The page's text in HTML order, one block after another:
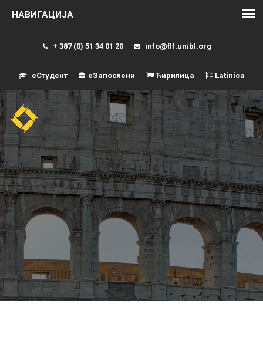
+ 387 (0) 51 34 01 20 info@flf.unibl.org
еСтудент еЗапослени Ћирилица Latinica